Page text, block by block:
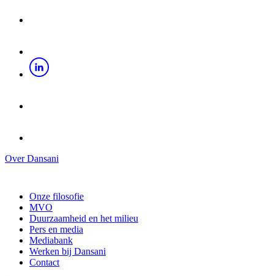
Over Dansani
Onze filosofie
MVO
Duurzaamheid en het milieu
Pers en media
Mediabank
Werken bij Dansani
Contact